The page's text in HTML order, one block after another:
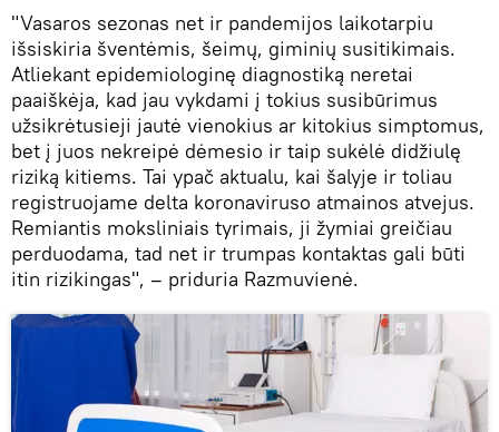
"Vasaros sezonas net ir pandemijos laikotarpiu
išsiskiria šventėmis, šeimų, giminių susitikimais.
Atliekant epidemiologinę diagnostiką neretai
paaiškėja, kad jau vykdami į tokius susibūrimus
užsikrėtusieji jautė vienokius ar kitokius simptomus,
bet į juos nekreipė dėmesio ir taip sukėlė didžiulę
riziką kitiems. Tai ypač aktualu, kai šalyje ir toliau
registruojame delta koronaviruso atmainos atvejus.
Remiantis moksliniais tyrimais, ji žymiai greičiau
perduodama, tad net ir trumpas kontaktas gali būti
itin rizikingas", – priduria Razmuvienė.